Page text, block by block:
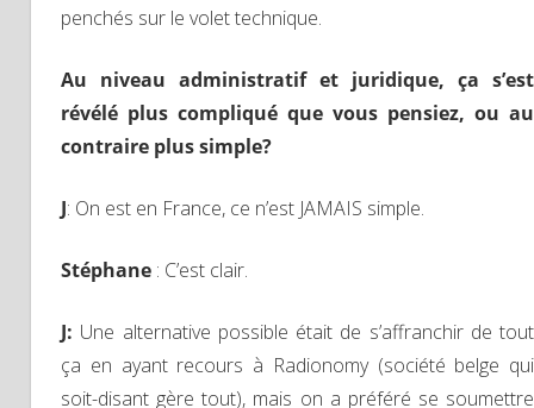
penchés sur le volet technique.
Au niveau administratif et juridique, ça s’est
révélé plus compliqué que vous pensiez, ou au
contraire plus simple?
J: On est en France, ce n’est JAMAIS simple.
Stéphane : C’est clair.
J: Une alternative possible était de s’affranchir de tout
ça en ayant recours à Radionomy (société belge qui
soit-disant gère tout), mais on a préféré se soumettre